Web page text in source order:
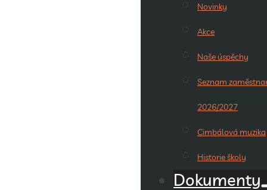
Novinky
Akce
Naše úspěchy
Seznam
2026/2027
Cimbálová muzika
Historie školy
Dokumenty